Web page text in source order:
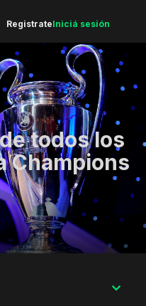
RegistrateIniciá sesión
todos los
Champions